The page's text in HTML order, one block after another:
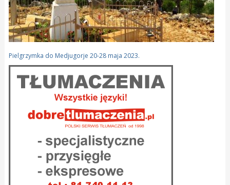
Pielgrzymka do Medjugorje 20-28 maja 2023.